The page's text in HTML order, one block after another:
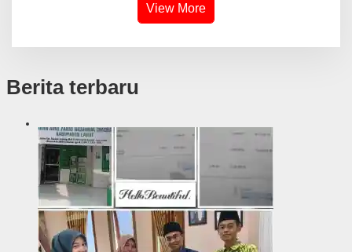
View More
Berita terbaru